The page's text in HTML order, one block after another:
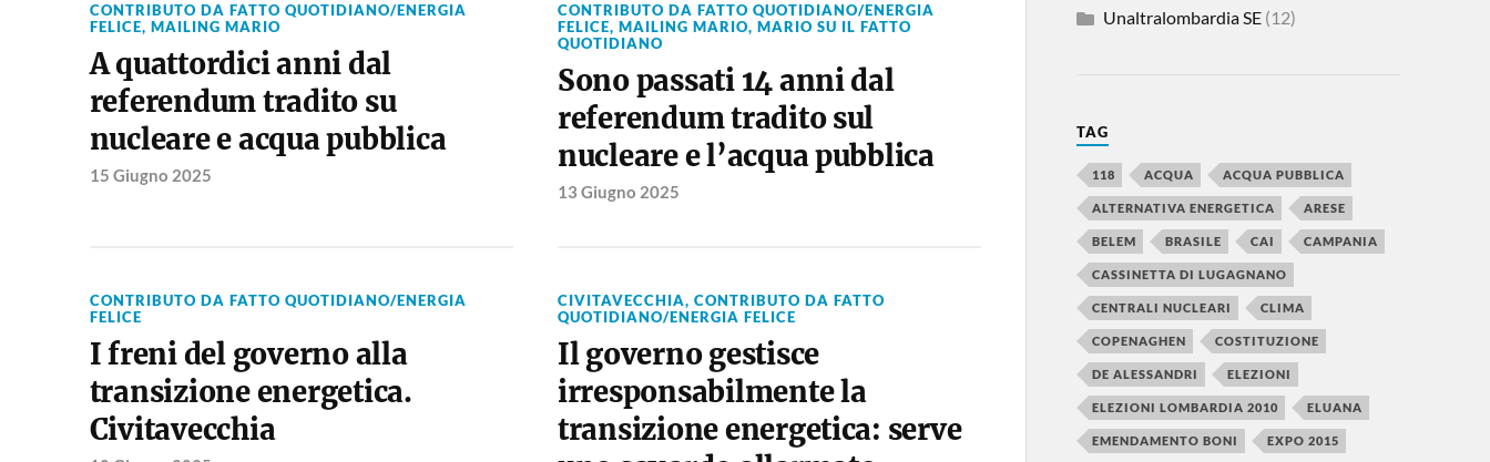
CONTRIBUTO DA FATTO QUOTIDIANO/ENERGIA
FELICE, MAILING MARIO
A quattordici anni dal
referendum tradito su
nucleare e acqua pubblica
15 Giugno 2025
CONTRIBUTO DA FATTO QUOTIDIANO/ENERGIA
FELICE, MAILING MARIO, MARIO SU IL FATTO
QUOTIDIANO
Sono passati 14 anni dal
referendum tradito sul
nucleare e l’acqua pubblica
13 Giugno 2025
CONTRIBUTO DA FATTO QUOTIDIANO/ENERGIA
FELICE
I freni del governo alla
transizione energetica.
Civitavecchia
CIVITAVECCHIA, CONTRIBUTO DA FATTO
QUOTIDIANO/ENERGIA FELICE
Il governo gestisce
irresponsabilmente la
transizione energetica: serve
Unaltralombardia SE(12)
TAG
118 ACQUA ACQUA PUBBLICA
ALTERNATIVA ENERGETICA ARESE
BELEM BRASILE CAI CAMPANIA
CASSINETTA DI LUGAGNANO
CENTRALI NUCLEARI CLIMA
COPENAGHEN COSTITUZIONE
DE ALESSANDRI ELEZIONI
ELEZIONI LOMBARDIA 2010 ELUANA
EMENDAMENTO BONI EXPO 2015